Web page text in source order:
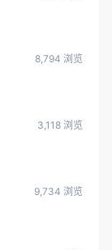
8,794 浏览
3,118 浏览
9,734 浏览